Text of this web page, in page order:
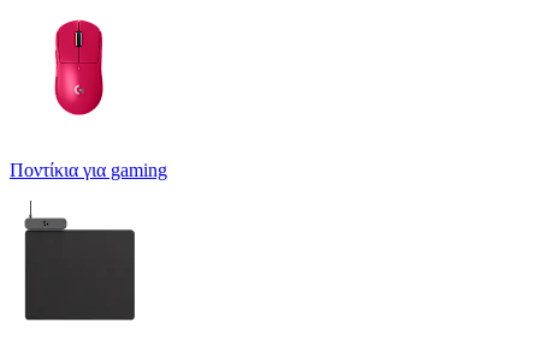
Ποντίκια για gaming